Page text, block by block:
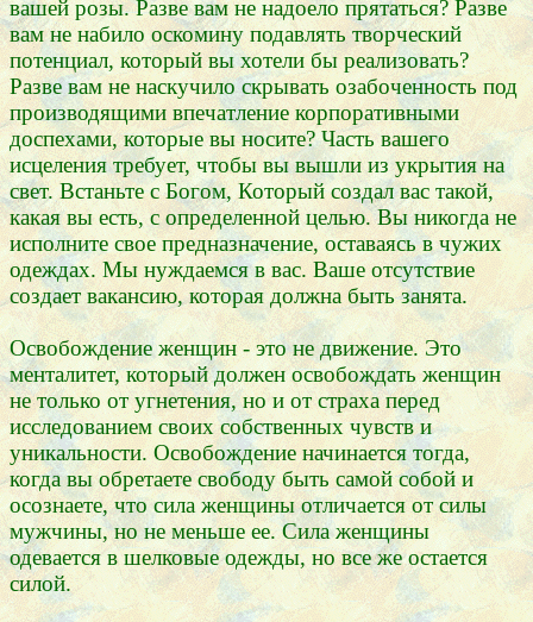
вашей розы. Разве вам не надоело прятаться? Разве
вам не набило оскомину подавлять творческий
потенциал, который вы хотели бы реализовать?
Разве вам не наскучило скрывать озабоченность под
производящими впечатление корпоративными
доспехами, которые вы носите? Часть вашего
исцеления требует, чтобы вы вышли из укрытия на
свет. Встаньте с Богом, Который создал вас такой,
какая вы есть, с определенной целью. Вы никогда не
исполните свое предназначение, оставаясь в чужих
одеждах. Мы нуждаемся в вас. Ваше отсутствие
создает вакансию, которая должна быть занята.
Освобождение женщин - это не движение. Это
менталитет, который должен освобождать женщин
не только от угнетения, но и от страха перед
исследованием своих собственных чувств и
уникальности. Освобождение начинается тогда,
когда вы обретаете свободу быть самой собой и
осознаете, что сила женщины отличается от силы
мужчины, но не меньше ее. Сила женщины
одевается в шелковые одежды, но все же остается
силой.